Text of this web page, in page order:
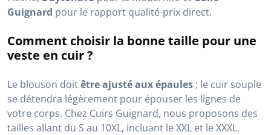
Guignard pour le rapport qualité-prix direct.
Comment choisir la bonne taille pour une
veste en cuir ?
Le blouson doitêtre ajusté aux épaules ; le cuir souple
se détendra légèrement pour épouser les lignes de
votre corps. Chez Cuirs Guignard, nous proposons des
tailles allant du S au 10XL, incluant le XXL et le XXXL.